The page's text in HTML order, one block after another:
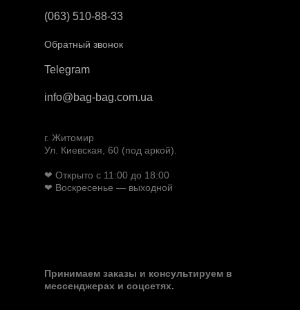
(063) 510-88-33
Обратный звонок
Telegram
info@bag-bag.com.ua
г. Житомир
Ул. Киевская, 60 (под аркой).
❤ Открыто с 11:00 до 18:00
❤ Воскресенье — выходной
Принимаем заказы и консультируем в
мессенджерах и соцсетях.